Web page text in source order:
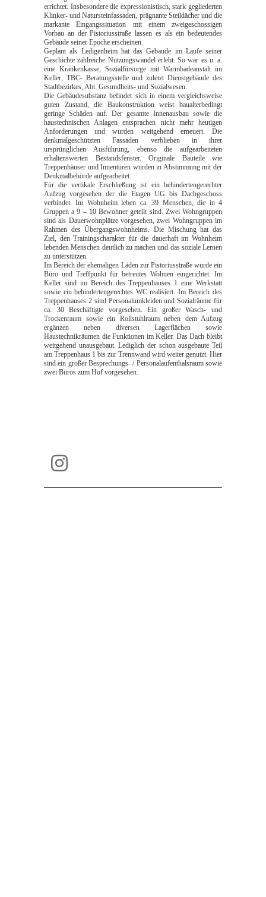
errichtet. Insbesondere die expressionistisch, stark gegliederten
Klinker- und Natursteinfassaden, prägnante Steildächer und die
markante Eingangssituation mit einem zweigeschossigen
Vorbau an der Pistoriusstraße lassen es als ein bedeutendes
Gebäude seiner Epoche erscheinen.
Geplant als Ledigenheim hat das Gebäude im Laufe seiner
Geschichte zahlreiche Nutzungswandel erlebt. So war es u. a.
eine Krankenkasse, Sozialfürsorge mit Warmbadeanstalt im
Keller, TBC- Beratungsstelle und zuletzt Dienstgebäude des
Stadtbezirkes, Abt. Gesundheits- und Sozialwesen.
Die Gebäudesubstanz befindet sich in einem vergleichsweise
guten Zustand, die Baukonstruktion weist baualterbedingt
geringe Schäden auf. Der gesamte Innenausbau sowie die
haustechnischen Anlagen entsprachen nicht mehr heutigen
Anforderungen und wurden weitgehend erneuert. Die
denkmalgeschützten Fassaden verblieben in ihrer
ursprünglichen Ausführung, ebenso die aufgearbeiteten
erhaltenswerten Bestandsfenster. Originale Bauteile wie
Treppenhäuser und Innentüren wurden in Abstimmung mit der
Denkmalbehörde aufgearbeitet.
Für die vertikale Erschließung ist ein behindertengerechter
Aufzug vorgesehen der die Etagen UG bis Dachgeschoss
verbindet. Im Wohnheim leben ca. 39 Menschen, die in 4
Gruppen a 9 – 10 Bewohner geteilt sind. Zwei Wohngruppen
sind als Dauerwohnplätze vorgesehen, zwei Wohngruppen im
Rahmen des Übergangswohnheims. Die Mischung hat das
Ziel, den Trainingscharakter für die dauerhaft im Wohnheim
lebenden Menschen deutlich zu machen und das soziale Lernen
zu unterstützen.
Im Bereich der ehemaligen Läden zur Pistoriusstraße wurde ein
Büro und Treffpunkt für betreutes Wohnen eingerichtet. Im
Keller sind im Bereich des Treppenhauses 1 eine Werkstatt
sowie ein behindertengerechtes WC realisiert. Im Bereich des
Treppenhauses 2 sind Personalumkleiden und Sozialräume für
ca. 30 Beschäftigte vorgesehen. Ein großer Wasch- und
Trockenraum sowie ein Rollstuhlraum neben dem Aufzug
ergänzen neben diversen Lagerflächen sowie
Haustechnikräumen die Funktionen im Keller. Das Dach bleibt
weitgehend unausgebaut. Lediglich der schon ausgebaute Teil
am Treppenhaus 1 bis zur Trennwand wird weiter genutzt. Hier
sind ein großer Besprechungs- / Personalaufenthalsraum sowie
zwei Büros zum Hof vorgesehen.